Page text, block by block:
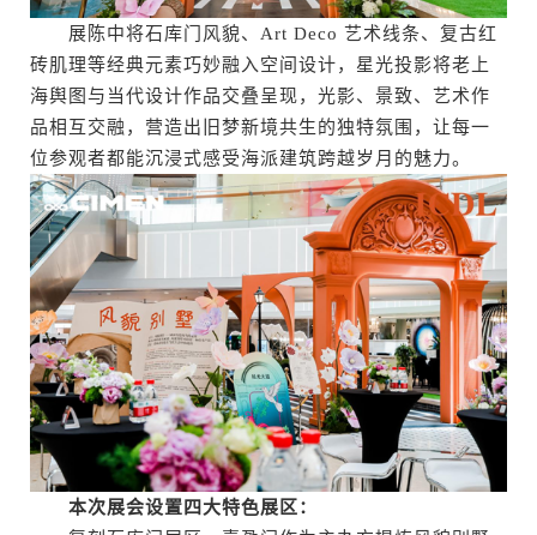
展陈中将石库门风貌、Art Deco 艺术线条、复古红
砖肌理等经典元素巧妙融入空间设计，星光投影将老上
海舆图与当代设计作品交叠呈现，光影、景致、艺术作
品相互交融，营造出旧梦新境共生的独特氛围，让每一
位参观者都能沉浸式感受海派建筑跨越岁月的魅力。
本次展会设置四大特色展区：